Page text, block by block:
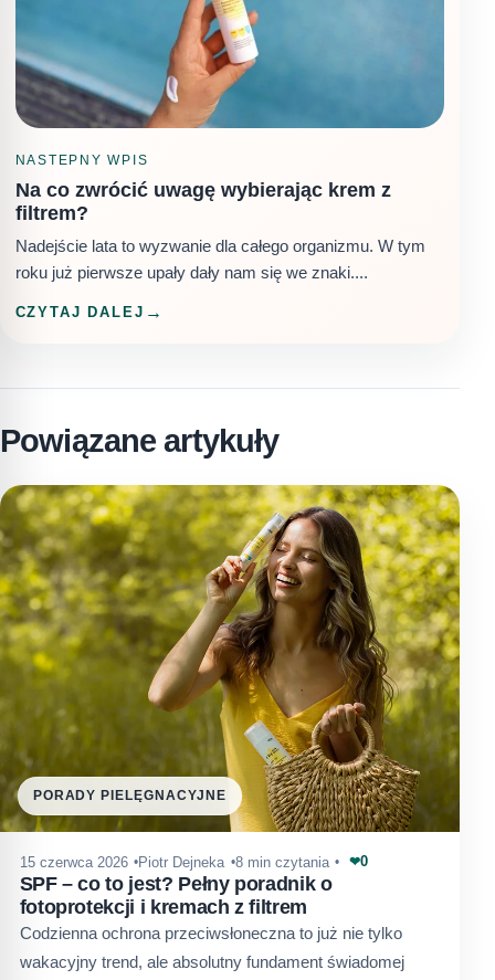
NASTEPNY WPIS
Na co zwrócić uwagę wybierając krem z
filtrem?
Nadejście lata to wyzwanie dla całego organizmu. W tym
roku już pierwsze upały dały nam się we znaki....
CZYTAJ DALEJ
Powiązane artykuły
PORADY PIELĘGNACYJNE
15 czerwca 2026 Piotr Dejneka 8 min czytania ❤0
SPF – co to jest? Pełny poradnik o
fotoprotekcji i kremach z filtrem
Codzienna ochrona przeciwsłoneczna to już nie tylko
wakacyjny trend, ale absolutny fundament świadomej